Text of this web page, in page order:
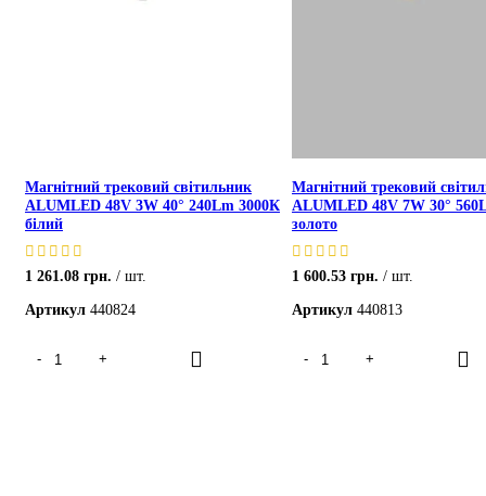
Магнітний трековий світильник
ALUMLED 48V 3W 40° 240Lm 3000К
білий
1 261.08 грн.
шт.
Артикул 440824
Магнітний трековий
ALUMLED 48V 7W 30°
золото
1 600.53 грн.
шт.
Артикул 440813